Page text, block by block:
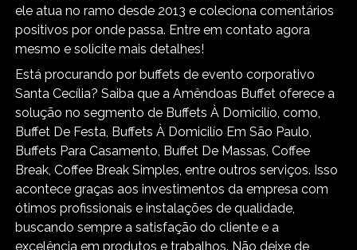
ele atua no ramo desde 2013 e coleciona comentários
positivos por onde passa. Entre em contato agora
mesmo e solicite mais detalhes!
Está procurando por buffets de evento corporativo
Santa Cecília? Saiba que a Amêndoas Buffet oferece a
solução no segmento de Buffets À Domicilío, como,
Buffet De Festa, Buffets À Domicilío Em São Paulo,
Buffets Para Casamento, Buffet De Massas, Coffee
Break, Coffee Break Simples, entre outros serviços. Isso
acontece graças aos investimentos da empresa com
ótimos profissionais e instalações de qualidade,
buscando sempre a satisfação do cliente e a
excelência em produtos e trabalhos. Não deixe de